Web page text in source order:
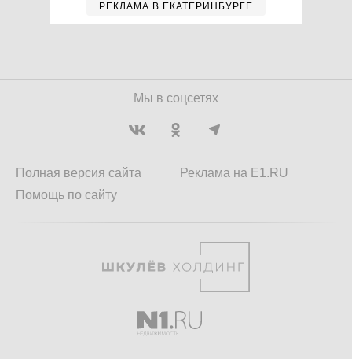
РЕКЛАМА В ЕКАТЕРИНБУРГЕ
Мы в соцсетях
Полная версия сайта
Помощь по сайту
Реклама на E1.RU